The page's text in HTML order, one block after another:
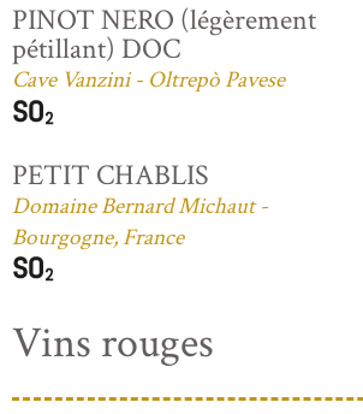
PINOT NERO (légèrement
pétillant) DOC
Cave Vanzini - Oltrepò Pavese
PETIT CHABLIS
Domaine Bernard Michaut -
Bourgogne, France
Vins rouges